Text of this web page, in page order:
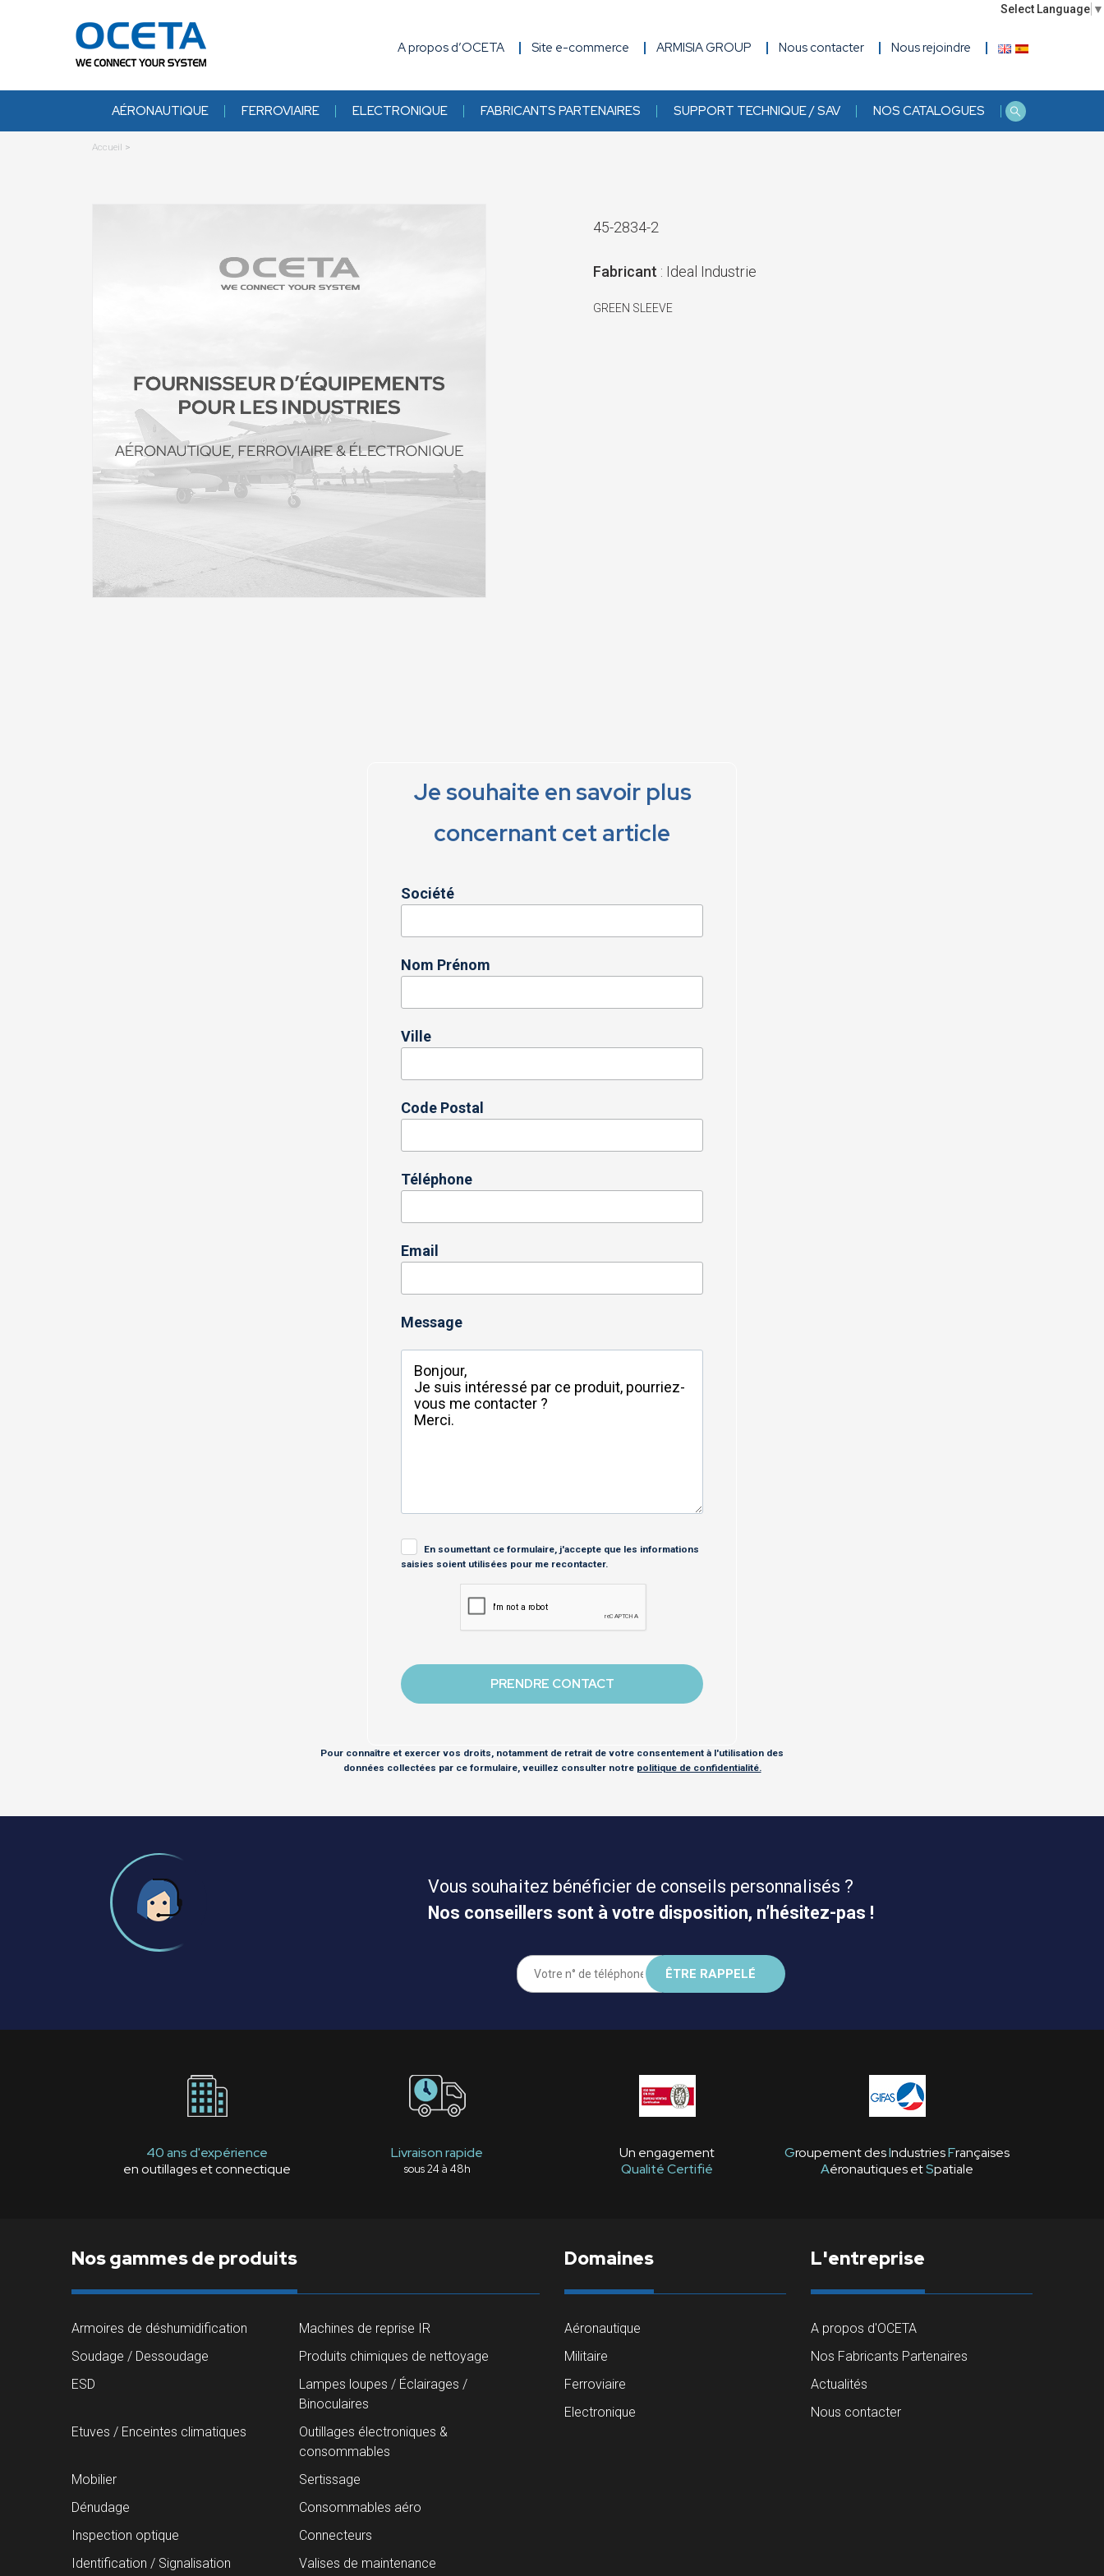
Select Language ▼
A propos d’OCETA Site e-commerce ARMISIA GROUP Nous contacter Nous rejoindre
AÉRONAUTIQUE FERROVIAIRE ELECTRONIQUE FABRICANTS PARTENAIRES SUPPORT TECHNIQUE / SAV NOS CATALOGUES
Accueil >
45-2834-2
Fabricant : Ideal Industrie
GREEN SLEEVE
Je souhaite en savoir plus
concernant cet article
Société
Nom Prénom
Ville
Code Postal
Téléphone
Email
Message
En soumettant ce formulaire, j'accepte que les informations
saisies soient utilisées pour me recontacter.
Pour connaître et exercer vos droits, notamment de retrait de votre consentement à l'utilisation des
données collectées par ce formulaire, veuillez consulter notre politique de confidentialité.
Vous souhaitez bénéficier de conseils personnalisés ?
Nos conseillers sont à votre disposition, n’hésitez-pas !
40 ans d'expérience
en outillages et connectique
Livraison rapide
sous 24 à 48h
Un engagement
Qualité Certifié
Groupement desIndustriesFrançaises
Aéronautiques etSpatiale
Nos gammes de produits
Armoires de déshumidification
Machines de reprise IR
Soudage / Dessoudage
Produits chimiques de nettoyage
ESD
Lampes loupes / Éclairages /
Binoculaires
Etuves / Enceintes climatiques
Outillages électroniques &
consommables
Mobilier
Sertissage
Dénudage
Consommables aéro
Inspection optique
Connecteurs
Identification / Signalisation
Valises de maintenance
Domaines
Aéronautique
Militaire
Ferroviaire
Electronique
L'entreprise
A propos d'OCETA
Nos Fabricants Partenaires
Actualités
Nous contacter